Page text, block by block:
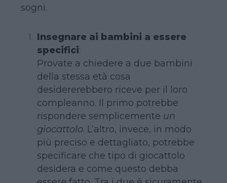
sogni.
Insegnare ai bambini a essere
specifici:
Provate a chiedere a due bambini
della stessa età cosa
desidererebbero riceve per il loro
compleanno. Il primo potrebbe
rispondere semplicemente un
giocattolo. L’altro, invece, in modo
più preciso e dettagliato, potrebbe
specificare che tipo di giocattolo
desidera e come questo debba